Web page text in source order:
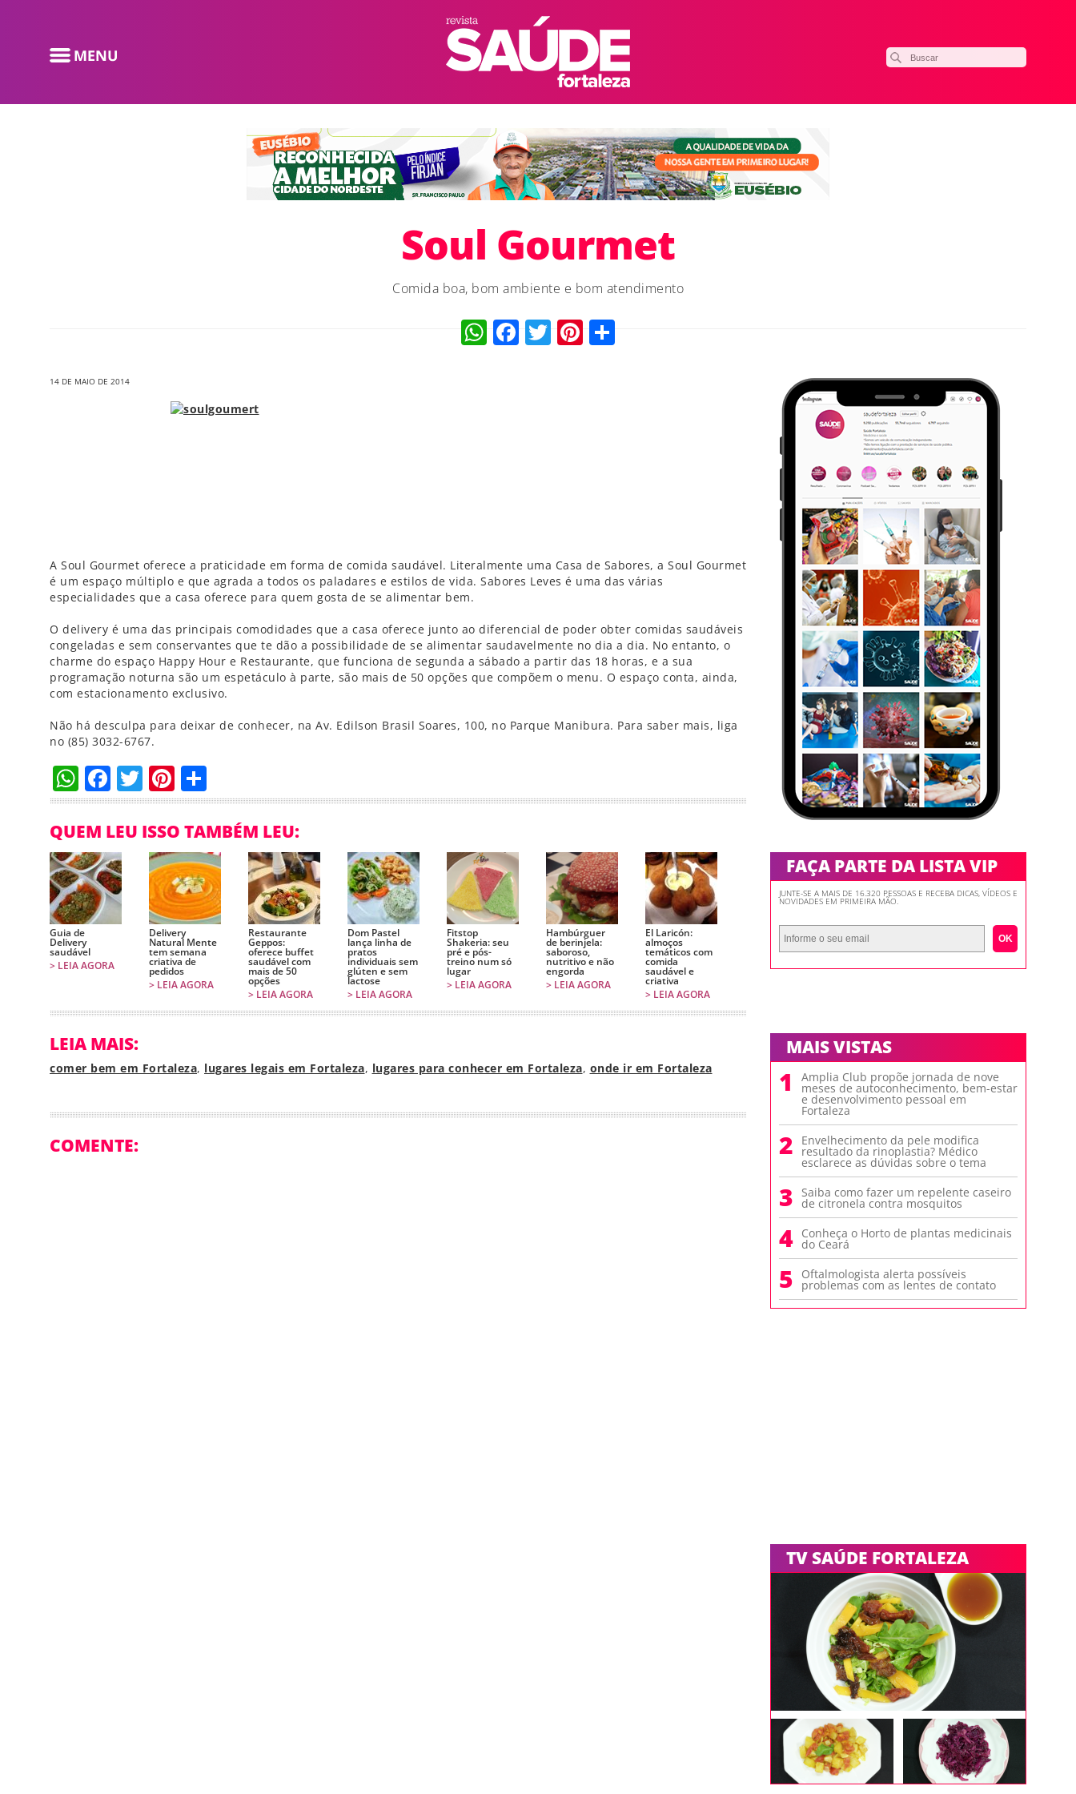
Soul Gourmet
Comida boa, bom ambiente e bom atendimento
WhatsApp
Facebook
TwitterPinterest
14 DE MAIO DE 2014
A Soul Gourmet oferece a praticidade em forma de comida saudável. Literalmente uma Casa de Sabores, a Soul Gourmet
é um espaço múltiplo e que agrada a todos os paladares e estilos de vida. Sabores Leves é uma das várias
especialidades que a casa oferece para quem gosta de se alimentar bem.
O delivery é uma das principais comodidades que a casa oferece junto ao diferencial de poder obter comidas saudáveis
congeladas e sem conservantes que te dão a possibilidade de se alimentar saudavelmente no dia a dia. No entanto, o
charme do espaço Happy Hour e Restaurante, que funciona de segunda a sábado a partir das 18 horas, e a sua
programação noturna são um espetáculo à parte, são mais de 50 opções que compõem o menu. O espaço conta, ainda,
com estacionamento exclusivo.
Não há desculpa para deixar de conhecer, na Av. Edilson Brasil Soares, 100, no Parque Manibura. Para saber mais, liga
no (85) 3032-6767.
WhatsApp
Facebook
TwitterPinterest
QUEM LEU ISSO TAMBÉM LEU:
Guia de
Delivery
saudável
> LEIA AGORA
Delivery
Natural Mente
tem semana
criativa de
pedidos
> LEIA AGORA
Restaurante
Geppos:
oferece buffet
saudável com
mais de 50
opções
> LEIA AGORA
Dom Pastel
lança linha de
pratos
individuais sem
glúten e sem
lactose
> LEIA AGORA
Fitstop
Shakeria: seu
pré e pós-
treino num só
lugar
> LEIA AGORA
Hambúrguer
de berinjela:
saboroso,
nutritivo e não
engorda
> LEIA AGORA
El Laricón:
almoços
temáticos com
comida
saudável e
criativa
> LEIA AGORA
LEIA MAIS:
comer bem em Fortaleza, lugares legais em Fortaleza, lugares para conhecer em Fortaleza, onde ir em Fortaleza
COMENTE:
FAÇA PARTE DA LISTA VIP
JUNTE-SE A MAIS DE 16.320 PESSOAS E RECEBA DICAS, VÍDEOS E
NOVIDADES EM PRIMEIRA MÃO.
OK
MAIS VISTAS
1 Amplia Club propõe jornada de nove
meses de autoconhecimento, bem-estar
e desenvolvimento pessoal em
Fortaleza
2 Envelhecimento da pele modifica
resultado da rinoplastia? Médico
esclarece as dúvidas sobre o tema
3 Saiba como fazer um repelente caseiro
de citronela contra mosquitos
4 Conheça o Horto de plantas medicinais
do Ceará
5 Oftalmologista alerta possíveis
problemas com as lentes de contato
TV SAÚDE FORTALEZA